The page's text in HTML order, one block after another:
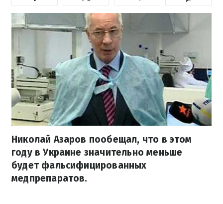
Николай Азаров пообещал, что в этом
году в Украине значительно меньше
будет фальсифицированных
медпрепаратов.